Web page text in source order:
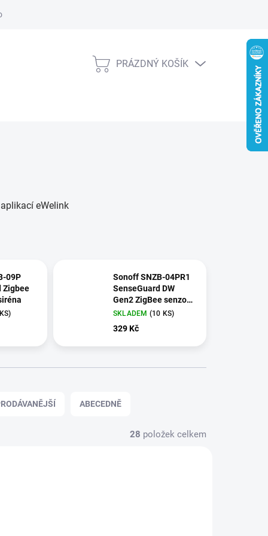
údajů
NÁKUPNÍ
PRÁZDNÝ KOŠÍK
eWelink
09P
Zigbee
Sonoff SNZB-04PR1
SenseGuard DW
Gen2 ZigBee senzor
otevřených/zavřených
SKLADEM (10 KS)
329 Kč
ABECEDNĚ
28 položek celkem